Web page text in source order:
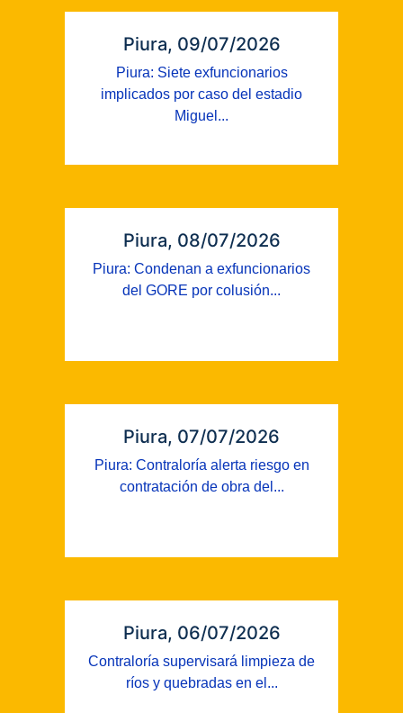
Piura, 09/07/2026
Piura: Siete exfuncionarios
implicados por caso del estadio
Miguel...
Piura, 08/07/2026
Piura: Condenan a exfuncionarios
del GORE por colusión...
Piura, 07/07/2026
Piura: Contraloría alerta riesgo en
contratación de obra del...
Piura, 06/07/2026
Contraloría supervisará limpieza de
ríos y quebradas en el...